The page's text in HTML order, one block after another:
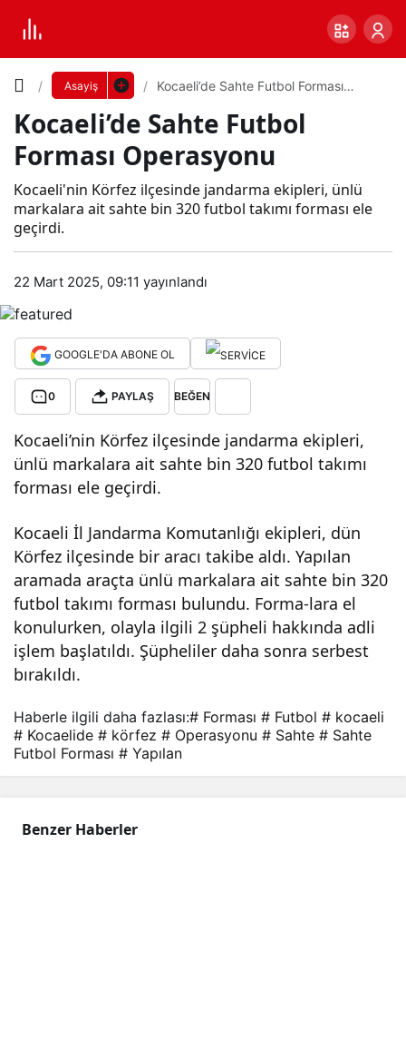
Asayiş
Kocaeli’de Sahte Futbol Forması
Kocaeli’de Sahte Futbol
Forması Operasyonu
Kocaeli'nin Körfez ilçesinde jandarma ekipleri, ünlü
markalara ait sahte bin 320 futbol takımı forması ele
geçirdi.
22 Mart 2025, 09:11 yayınlandı
GOOGLE'DA ABONE OL
0 PAYLAŞ BEĞEN
Kocaeli’nin Körfez ilçesinde jandarma ekipleri,
ünlü markalara ait sahte bin 320 futbol takımı
forması ele geçirdi.
Kocaeli İl Jandarma Komutanlığı ekipleri, dün
Körfez ilçesinde bir aracı takibe aldı. Yapılan
aramada araçta ünlü markalara ait sahte bin 320
futbol takımı forması bulundu. Forma-lara el
konulurken, olayla ilgili 2 şüpheli hakkında adli
işlem başlatıldı. Şüpheliler daha sonra serbest
bırakıldı.
Koc
aeli’
de
Sah
te
Futb
ol
For
mas
ı
Ope
rasy
Boyutunu
Ayarla
Küçük 100% Dev
Varsayılana
dön
Haberle ilgili daha fazlası:# Forması # Futbol # kocaeli
# Kocaelide # körfez # Operasyonu # Sahte # Sahte
Futbol Forması # Yapılan
Benzer Haberler